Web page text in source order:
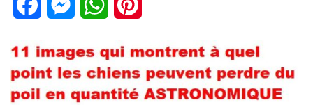
FacebookMessengerWhatsApp